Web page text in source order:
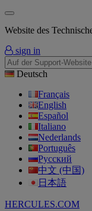
Website des
sign in
Deutsch
Français
English
Español
Italiano
Nederlands
Português
Русский
中文 (中国)
日本語
HERCULES.COM